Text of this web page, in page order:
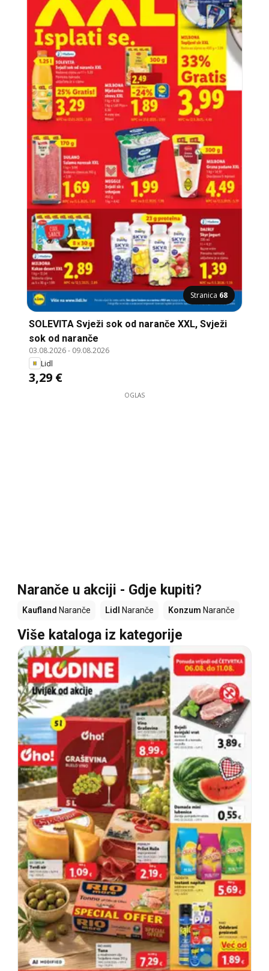
Stranica 68
SOLEVITA Svježi sok od naranče XXL, Svježi
sok od naranče
03.08.2026- 09.08.2026
Lidl
3,29 €
OGLAS
Naranče u akciji - Gdje kupiti?
Kaufland Naranče Lidl Naranče Konzum Naranče
Više kataloga iz kategorije